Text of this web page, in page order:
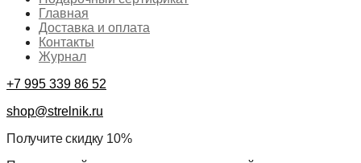
Главная
Доставка и оплата
Контакты
Журнал
+7 995 339 86 52
shop@strelnik.ru
Получите скидку 10%